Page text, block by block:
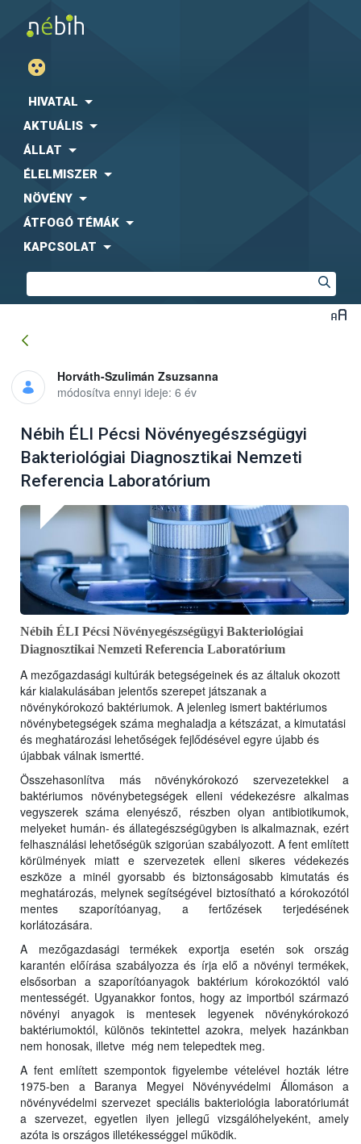
HIVATAL
AKTUÁLIS
ÁLLAT
ÉLELMISZER
NÖVÉNY
ÁTFOGÓ TÉMÁK
KAPCSOLAT
Horváth-Szulimán Zsuzsanna
módosítva ennyi ideje: 6 év
Nébih ÉLI Pécsi Növényegészségügyi
Bakteriológiai Diagnosztikai Nemzeti
Referencia Laboratórium
Nébih ÉLI Pécsi Növényegészségügyi Bakteriológiai
Diagnosztikai Nemzeti Referencia Laboratórium
A mezőgazdasági kultúrák betegségeinek és az általuk okozott
kár kialakulásában jelentős szerepet játszanak a
növénykórokozó baktériumok. A jelenleg ismert baktériumos
növénybetegségek száma meghaladja a kétszázat, a kimutatási
és meghatározási lehetőségek fejlődésével egyre újabb és
újabbak válnak ismertté.
Összehasonlítva más növénykórokozó szervezetekkel a
baktériumos növénybetegségek elleni védekezésre alkalmas
vegyszerek száma elenyésző, részben olyan antibiotikumok,
melyeket humán- és állategészségügyben is alkalmaznak, ezért
felhasználási lehetőségük szigorúan szabályozott. A fent említett
körülmények miatt e szervezetek elleni sikeres védekezés
eszköze a minél gyorsabb és biztonságosabb kimutatás és
meghatározás, melynek segítségével biztosítható a kórokozótól
mentes szaporítóanyag, a fertőzések terjedésének
korlátozására.
A mezőgazdasági termékek exportja esetén sok ország
karantén előírása szabályozza és írja elő a növényi termékek,
elsősorban a szaporítóanyagok baktérium kórokozóktól való
mentességét. Ugyanakkor fontos, hogy az importból származó
növényi anyagok is mentesek legyenek növénykórokozó
baktériumoktól, különös tekintettel azokra, melyek hazánkban
nem honosak, illetve még nem telepedtek meg.
A fent említett szempontok figyelembe vételével hozták létre
1975-ben a Baranya Megyei Növényvédelmi Állomáson a
növényvédelmi szervezet speciális bakteriológia laboratóriumát
a szervezet, egyetlen ilyen jellegű vizsgálóhelyeként, amely
azóta is országos illetékességgel működik.